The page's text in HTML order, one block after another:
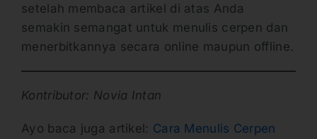
setelah membaca artikel di atas Anda
semakin semangat untuk menulis cerpen dan
menerbitkannya secara online maupun offline.
Kontributor: Novia Intan
Ayo baca juga artikel: Cara Menulis Cerpen